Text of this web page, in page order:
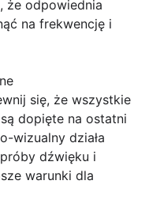
że odpowiednia
na frekwencję i
się, że wszystkie
dopięte na ostatni
wizualny działa
dźwięku i
warunki dla